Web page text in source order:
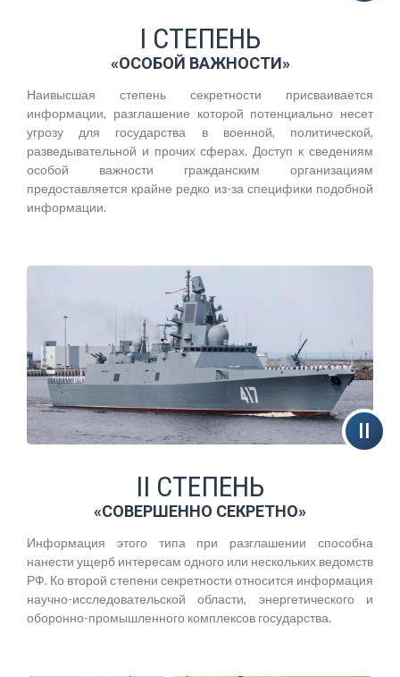
I СТЕПЕНЬ
«ОСОБОЙ ВАЖНОСТИ»
Наивысшая степень секретности присваивается
информации, разглашение которой потенциально несет
угрозу для государства в военной, политической,
разведывательной и прочих сферах. Доступ к сведениям
особой важности гражданским организациям
предоставляется крайне редко из-за специфики подобной
информации.
II СТЕПЕНЬ
«СОВЕРШЕННО СЕКРЕТНО»
Информация этого типа при разглашении способна
нанести ущерб интересам одного или нескольких ведомств
РФ. Ко второй степени секретности относится информация
научно-исследовательской области, энергетического и
оборонно-промышленного комплексов государства.